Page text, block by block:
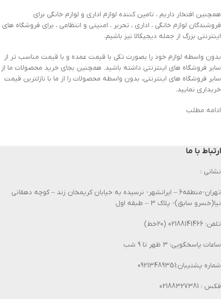
همچنین افتخار داریم ، تامین کننده لوازم اداری و لوازم خانگی برای
فروشندگان لوازم خانگی ، اداری ، تحریر ، امنیتی و انتظامی ، برای فروشگاه های
اینترنتی بزرگ از جمله دیجیکالا نیز باشیم.
بدون واسطه لوازم خود را بصورت تکی با قیمت عمده و با قیمت مناسب تر از
سایر فروشگاه های اینترنتی داشته باشید. همچنین بجای خرید محصولات ما از
سایر فروشگاه های اینترنتی، بدون واسطه محصولات را از ما با نازلترین قیمت
خریداری نمایید.
ادامه مطلب
ارتباط با ما
نشانی :
تهران-منطقه6 – ایرانشهر- نرسیده به خیابان کریمخان زند – کوچه دهقانی
نیا(خسرو سابق)- پلاک 3 – طبقه اول
تلفن: 02188141466 (20خط)
ساعات پاسخگویی: 3 ظهر تا 9 شب
شماره پشتیبان:09213489351
فکس : 02188327381